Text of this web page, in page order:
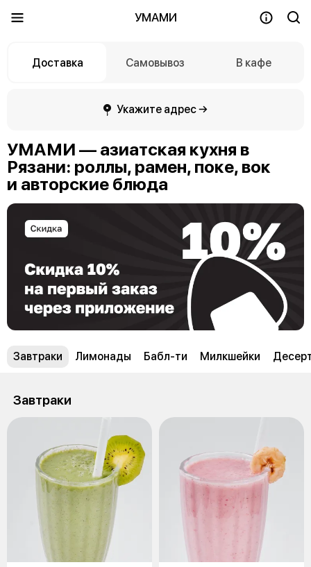
УМАМИ
Доставка Самовывоз В кафе
Укажите адрес →
УМАМИ — азиатская кухня в
Рязани: роллы, рамен, поке, вок
и авторские блюда
Завтраки Лимонады Бабл-ти Милкшейки
Завтраки